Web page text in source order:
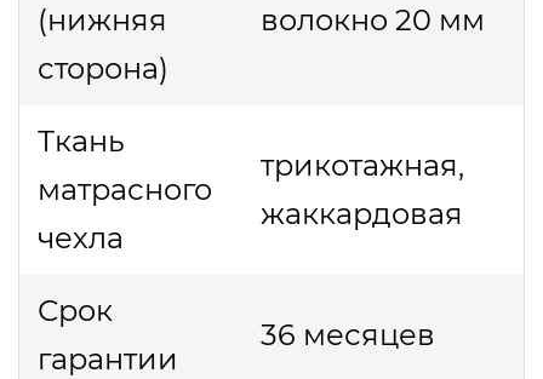
(нижняя
сторона)
волокно 20 мм
Ткань
матрасного
чехла
трикотажная,
жаккардовая
Срок
гарантии
36 месяцев